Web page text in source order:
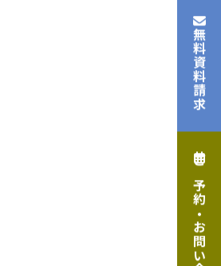
無料資料請求
ご予約・お問い合わせ